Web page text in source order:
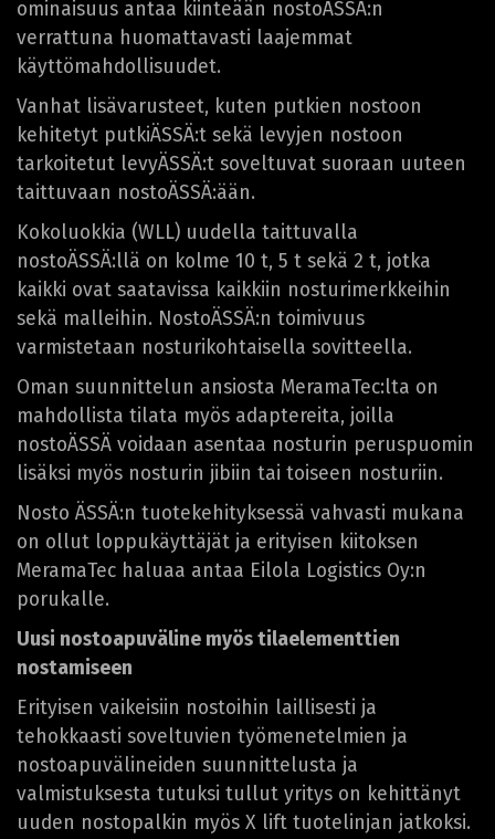
ominaisuus antaa kiinteään nostoÄSSÄ:n
verrattuna huomattavasti laajemmat
käyttömahdollisuudet.
Vanhat lisävarusteet, kuten putkien nostoon
kehitetyt putkiÄSSÄ:t sekä levyjen nostoon
tarkoitetut levyÄSSÄ:t soveltuvat suoraan uuteen
taittuvaan nostoÄSSÄ:ään.
Kokoluokkia (WLL) uudella taittuvalla
nostoÄSSÄ:llä on kolme 10 t, 5 t sekä 2 t, jotka
kaikki ovat saatavissa kaikkiin nosturimerkkeihin
sekä malleihin. NostoÄSSÄ:n toimivuus
varmistetaan nosturikohtaisella sovitteella.
Oman suunnittelun ansiosta MeramaTec:lta on
mahdollista tilata myös adaptereita, joilla
nostoÄSSÄ voidaan asentaa nosturin peruspuomin
lisäksi myös nosturin jibiin tai toiseen nosturiin.
Nosto ÄSSÄ:n tuotekehityksessä vahvasti mukana
on ollut loppukäyttäjät ja erityisen kiitoksen
MeramaTec haluaa antaa Eilola Logistics Oy:n
porukalle.
Uusi nostoapuväline myös tilaelementtien
nostamiseen
Erityisen vaikeisiin nostoihin laillisesti ja
tehokkaasti soveltuvien työmenetelmien ja
nostoapuvälineiden suunnittelusta ja
valmistuksesta tutuksi tullut yritys on kehittänyt
uuden nostopalkin myös X lift tuotelinjan jatkoksi.